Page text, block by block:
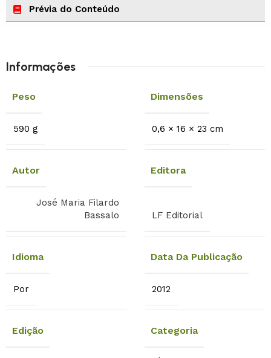
Prévia do Conteúdo
Informações
Peso
590 g
Dimensões
0,6 × 16 × 23 cm
Autor
José Maria Filardo
Bassalo
Editora
LF Editorial
Idioma
Por
Data Da Publicação
2012
Edição Categoria